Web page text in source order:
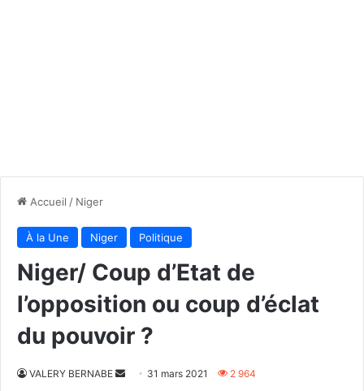
Accueil / Niger
À la Une Niger Politique
Niger/ Coup d’Etat de
l’opposition ou coup d’éclat
du pouvoir ?
VALERY BERNABE
Envoyer31 mars 2021 2 964